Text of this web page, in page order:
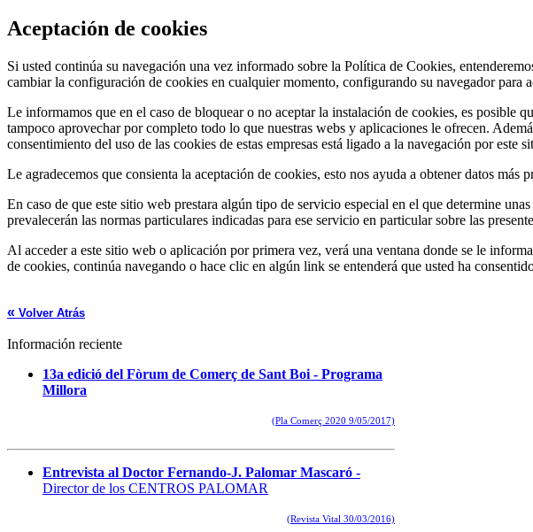
Aceptación de cookies
Si usted continúa su navegación una vez informado sobre la Política de Cookies,
cambiar la configuración de cookies en cualquier momento, configurando su navegador
Le informamos que en el caso de bloquear o no aceptar la instalación de cookies, es posible
tampoco aprovechar por completo todo lo que nuestras webs y aplicaciones le ofrecen.
consentimiento del uso de las cookies de estas empresas está ligado a la navegación por este
Le agradecemos que consienta la aceptación de cookies, esto nos ayuda a obtener datos más
En caso de que este sitio web prestara algún tipo de servicio especial en el que determine
prevalecerán las normas particulares indicadas para ese servicio en particular sobre las
Al acceder a este sitio web o aplicación por primera vez, verá una ventana donde se le
de cookies, continúa navegando o hace clic en algún link se entenderá que usted ha
« Volver Atrás
Información reciente
13a edició del Fòrum de Comerç de Sant Boi - Programa
Millora
(Pla Comerç 2020 9/05/2017)
Entrevista al Doctor Fernando-J. Palomar Mascaró -
Director de los CENTROS PALOMAR
(Revista Vital 30/03/2016)